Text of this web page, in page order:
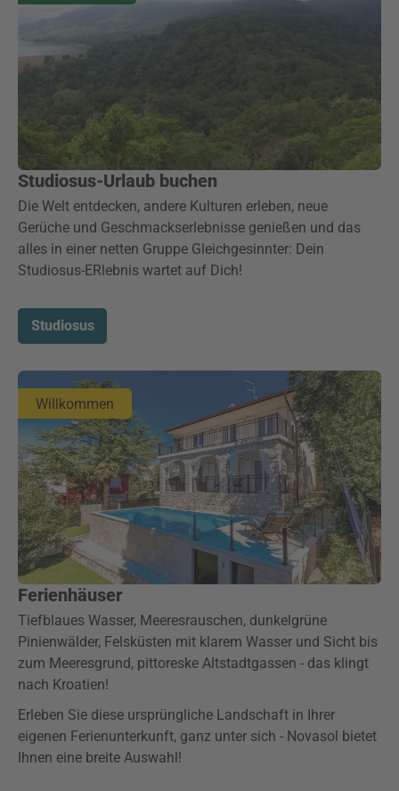
Studiosus-Urlaub buchen
Die Welt entdecken, andere Kulturen erleben, neue
Gerüche und Geschmackserlebnisse genießen und das
alles in einer netten Gruppe Gleichgesinnter: Dein
Studiosus-ERlebnis wartet auf Dich!
Studiosus
Willkommen
Ferienhäuser
Tiefblaues Wasser, Meeresrauschen, dunkelgrüne
Pinienwälder, Felsküsten mit klarem Wasser und Sicht bis
zum Meeresgrund, pittoreske Altstadtgassen - das klingt
nach Kroatien!
Erleben Sie diese ursprüngliche Landschaft in Ihrer
eigenen Ferienunterkunft, ganz unter sich - Novasol bietet
Ihnen eine breite Auswahl!